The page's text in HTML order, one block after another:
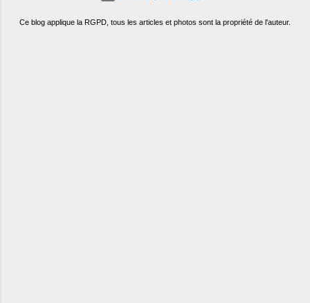
Ce blog applique la RGPD, tous les articles et photos sont la propriété de l'auteur.